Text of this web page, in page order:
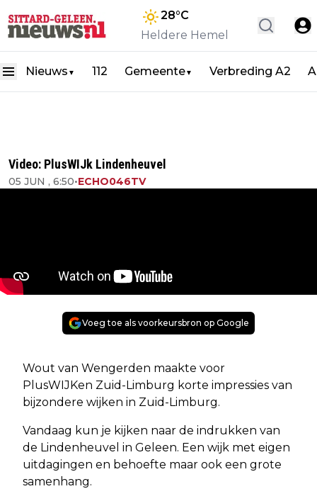
28°C
Heldere Hemel
Nieuws ▼ 112 Gemeente▼ Verbreding A2
Video: PlusWIJk Lindenheuvel
05 JUN , 6:50•ECHO046TV
Voeg toe als voorkeursbron op Google
Wout van Wengerden maakte voor
PlusWIJKen Zuid-Limburg korte impressies van
bijzondere wijken in Zuid-Limburg.
Vandaag kun je kijken naar de indrukken van
de Lindenheuvel in Geleen. Een wijk met eigen
uitdagingen en behoefte maar ook een grote
samenhang.